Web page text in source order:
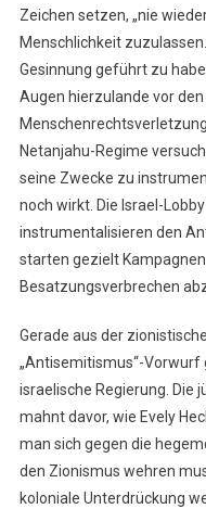
Zeichen setzen, „nie
Menschlichkeit
Gesinnung geführt zu
Augen hierzulande vor
Netanjahu-Regime
seine Zwecke zu
noch wirkt. Die Israel-
instrumentalisieren den
starten gezielt
Besatzungsverbrechen
Gerade aus der
„Antisemitismus“-Vorwurf
israelische Regierung. Die
mahnt davor, wie Evely
man sich gegen die
den Zionismus wehren
koloniale Unterdrückung